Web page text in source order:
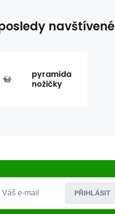
pyramida
nožičky
PŘIHLÁSIT